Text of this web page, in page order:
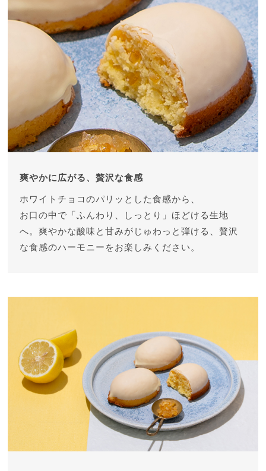
爽やかに広がる、贅沢な食感
ホワイトチョコのパリッとした食感から、
お口の中で「ふんわり、しっとり」ほどける生地
へ。爽やかな酸味と甘みがじゅわっと弾ける、贅沢
な食感のハーモニーをお楽しみください。